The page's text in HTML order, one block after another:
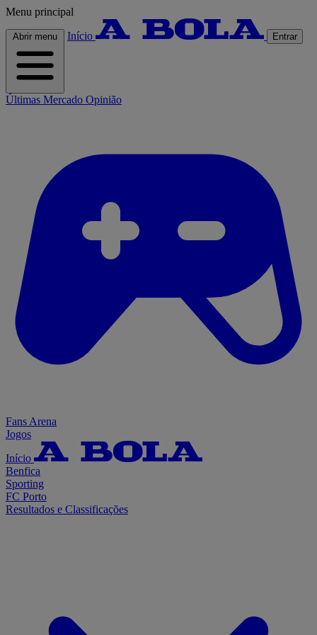
Menu principal
Abrir menu Início Entrar
Últimas Mercado Opinião
Fans Arena
Jogos
Início
Benfica
Sporting
FC Porto
Resultados e Classificações